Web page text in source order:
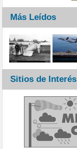
Más Leídos
Sitios de Interés